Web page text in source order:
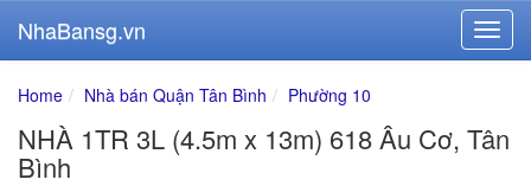
NhaBansg.vn
Home Nhà bán Quận Tân Bình Phường 10
NHÀ 1TR 3L (4.5m x 13m) 618 Âu Cơ, Tân
Bình